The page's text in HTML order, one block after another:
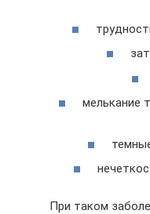
мелькание
При таком